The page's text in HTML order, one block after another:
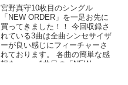
宮野真守10枚目のシングル
「NEW ORDER」を一足お先に
買ってきました！！ 今回収録さ
れている3曲は全曲シンセサイザ
ーが良い感じにフィーチャーさ
れております。 各曲の簡単な感
想を。。。1曲目の「NEW